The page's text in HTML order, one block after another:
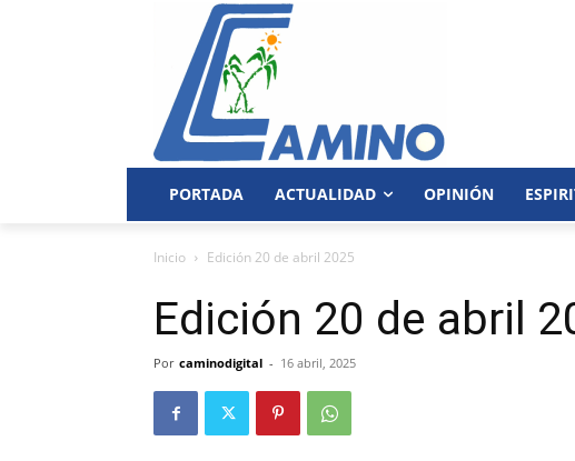
PORTADA ACTUALIDAD OPINIÓN
Inicio Edición 20 de abril 2025
Edición 20 de abril
Por caminodigital - 16 abril, 2025